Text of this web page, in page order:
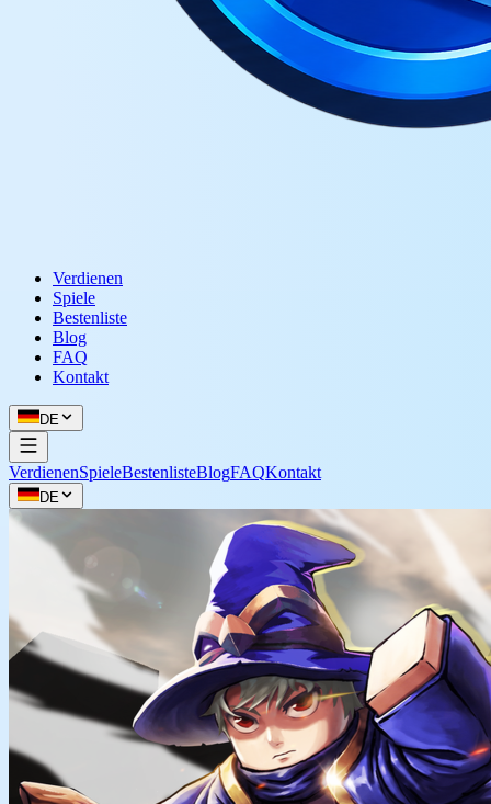
Verdienen
Spiele
Bestenliste
Blog
FAQ
Kontakt
DE
VerdienenSpieleBestenlisteBlogFAQKontakt
DE